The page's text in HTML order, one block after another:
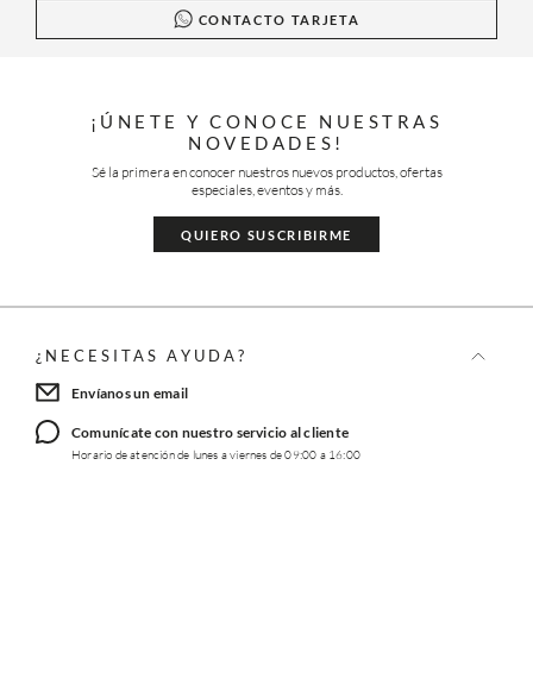
CONTACTO TARJETA
¡ÚNETE Y CONOCE NUESTRAS
NOVEDADES!
Sé la primera en conocer nuestros nuevos productos, ofertas
especiales, eventos y más.
QUIERO SUSCRIBIRME
¿NECESITAS AYUDA?
Envíanos un email
Comunícate con nuestro servicio al cliente
Horario de atención de lunes a viernes de 09:00 a 16:00